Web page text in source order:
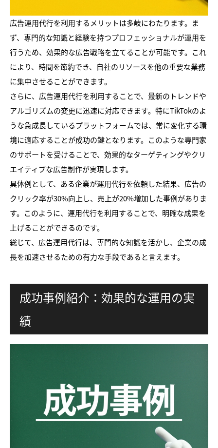
広告運用代行を利用するメリットは多岐にわたります。ま
ず、専門的な知識と経験を持つプロフェッショナルが運用を
行うため、効果的な広告戦略を立てることが可能です。これ
により、時間を節約でき、自社のリソースを他の重要な業務
に集中させることができます。
さらに、広告運用代行を利用することで、最新のトレンドや
アルゴリズムの変更に迅速に対応できます。特にTikTokのよ
うな急成長しているプラットフォームでは、常に変化する環
境に適応することが成功の鍵となります。このような専門家
のサポートを受けることで、効果的なターゲティングやクリ
エイティブな広告制作が実現します。
具体例として、ある企業が運用代行を依頼した結果、広告の
クリック率が30%向上し、売上が20%増加した事例がありま
す。このように、運用代行を利用することで、明確な成果を
上げることができるのです。
総じて、広告運用代行は、専門的な知識を活かし、企業の成
長を加速させるための有力な手段であると言えます。
成功事例紹介：効果的な運用の実
績